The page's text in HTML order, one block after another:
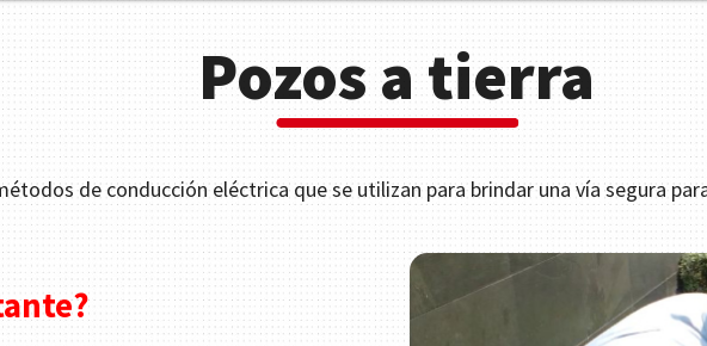
Pozos a tierra
de conducción eléctrica que se utilizan para brindar una vía segura